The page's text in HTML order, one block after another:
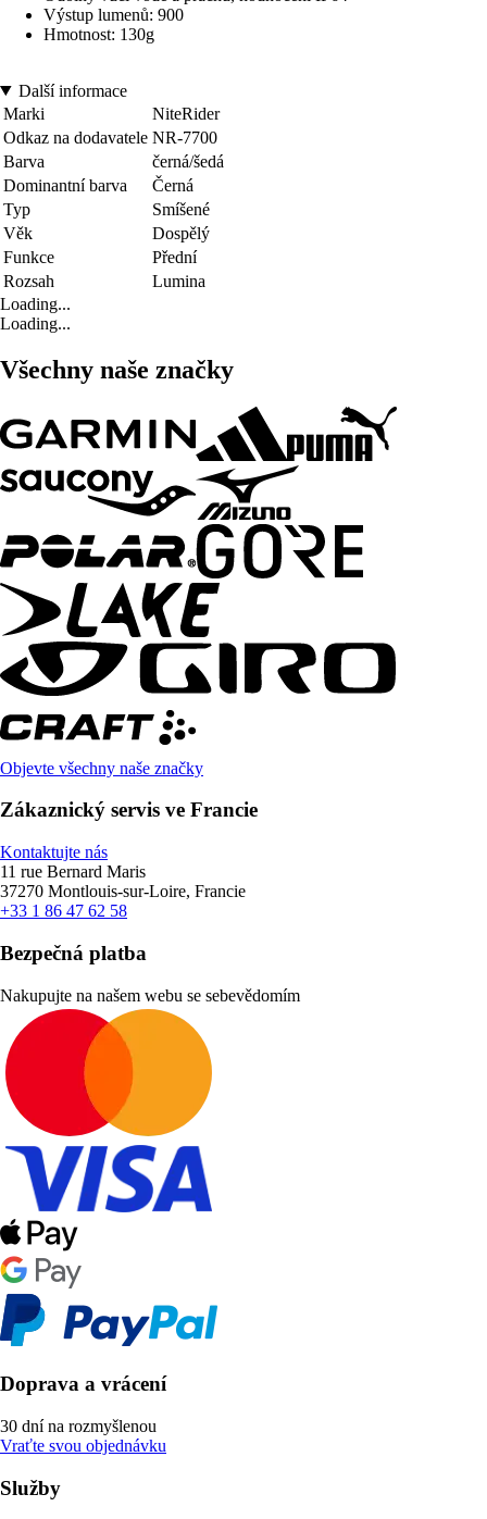
Výstup lumenů: 900
Hmotnost: 130g
Další informace
Marki
NiteRider
Odkaz na dodavatele NR-7700
Barva
černá/šedá
Dominantní barva
Černá
Typ
Smíšené
Věk
Dospělý
Funkce
Přední
Rozsah
Lumina
Loading...
Loading...
Všechny naše značky
Objevte všechny naše značky
Zákaznický servis ve Francie
Kontaktujte nás
11 rue Bernard Maris
37270 Montlouis-sur-Loire, Francie
+33 1 86 47 62 58
Bezpečná platba
Nakupujte na našem webu se sebevědomím
Doprava a vrácení
30 dní na rozmyšlenou
Vraťte svou objednávku
Služby